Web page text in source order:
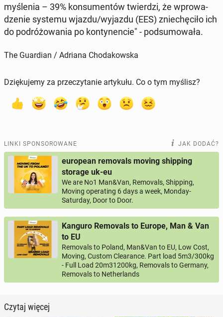
my­śle­nia – 39% kon­su­men­tów twier­dzi, że wpro­wa­
dze­nie systemu wjazdu/wyjazdu (EES) znie­chę­ci­ło ich
do po­dró­żo­wa­nia po kon­ty­nen­cie" - pod­su­mo­wa­ła.
The Guardian / Adriana Chodakowska
Dziękujemy za przeczytanie artykułu. Co o tym myślisz?
LINKI SPONSOROWANE JAK DODAĆ?
european removals moving shipping
storage uk-eu
We are No1 Man&Van, Removals, Shipping,
Moving operating 6 days a week, Monday-
Saturday, Door to Door.
Kanguro Removals to Europe, Man & Van
to EU
Removals to Poland, Man&Van to EU, Low Cost,
Moving, Custom Clearance. Part load 5m3/300kg
- Full Load 20m31200kg, Removals to Germany,
Removals to Netherlands
Czytaj więcej